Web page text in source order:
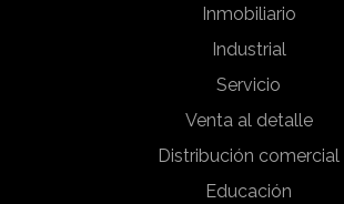
Inmobiliario
Industrial
Servicio
Venta al detalle
Distribución comercial
Educación